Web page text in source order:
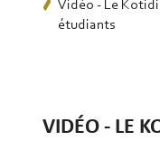
Vidéo - Le
étudiants
VIDÉO - LE